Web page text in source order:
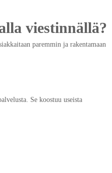
viestinnällä?
paremmin ja rakentamaan
Se koostuu useista